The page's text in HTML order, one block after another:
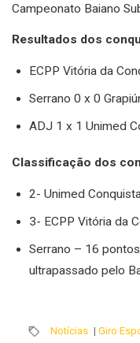
Campeonato Baiano
Resultados dos
ECPP Vitória da
Serrano 0 x 0
ADJ 1 x 1 Unimed
Classificação dos
2- Unimed
3- ECPP Vitória da
Serrano – 16
ultrapassado pelo
Notícias | Giro